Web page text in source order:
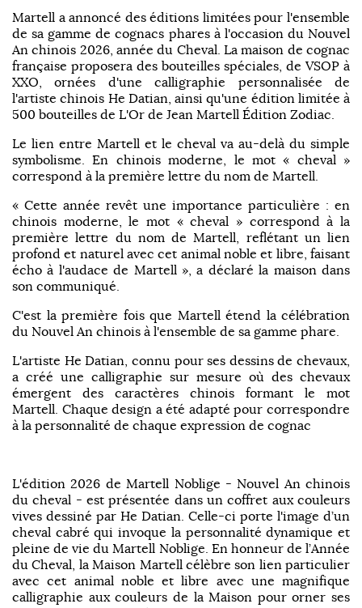
Martell a annoncé des éditions limitées pour l'ensemble
de sa gamme de cognacs phares à l'occasion du Nouvel
An chinois 2026, année du Cheval. La maison de cognac
française proposera des bouteilles spéciales, de VSOP à
XXO, ornées d'une calligraphie personnalisée de
l'artiste chinois He Datian, ainsi qu'une édition limitée à
500 bouteilles de L'Or de Jean Martell Édition Zodiac.
Le lien entre Martell et le cheval va au-delà du simple
symbolisme. En chinois moderne, le mot « cheval »
correspond à la première lettre du nom de Martell.
« Cette année revêt une importance particulière : en
chinois moderne, le mot « cheval » correspond à la
première lettre du nom de Martell, reflétant un lien
profond et naturel avec cet animal noble et libre, faisant
écho à l'audace de Martell », a déclaré la maison dans
son communiqué.
C'est la première fois que Martell étend la célébration
du Nouvel An chinois à l'ensemble de sa gamme phare.
L'artiste He Datian, connu pour ses dessins de chevaux,
a créé une calligraphie sur mesure où des chevaux
émergent des caractères chinois formant le mot
Martell. Chaque design a été adapté pour correspondre
à la personnalité de chaque expression de cognac
L'édition 2026 de Martell Noblige - Nouvel An chinois
du cheval - est présentée dans un coffret aux couleurs
vives dessiné par He Datian. Celle-ci porte l'image d’un
cheval cabré qui invoque la personnalité dynamique et
pleine de vie du Martell Noblige. En honneur de l’Année
du Cheval, la Maison Martell célèbre son lien particulier
avec cet animal noble et libre avec une magnifique
calligraphie aux couleurs de la Maison pour orner ses